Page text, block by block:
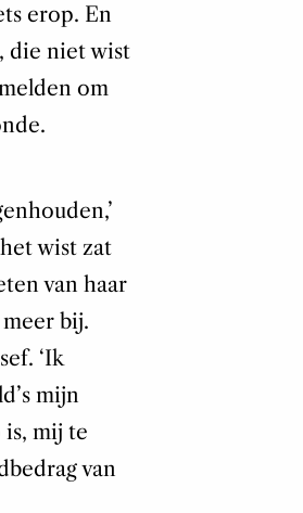
erop. En
die niet wist
om
wist zat
van haar
bij.
‘Ik
mijn
mij te
van